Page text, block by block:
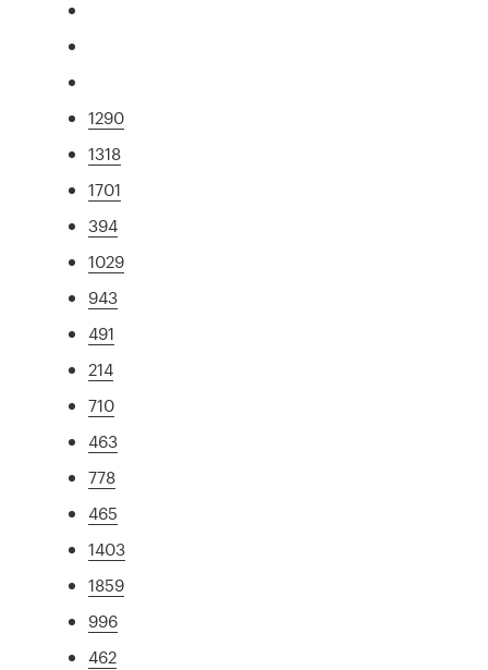
1290
1318
1701
394
1029
943
491
214
710
463
778
465
1403
1859
996
462